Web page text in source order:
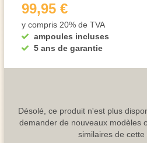
ampoules incluses
5 ans de garantie
99,95 €
y compris 20% de TVA
Désolé, ce produit n'est plus
demander de nouveaux modèles
similaires de cette